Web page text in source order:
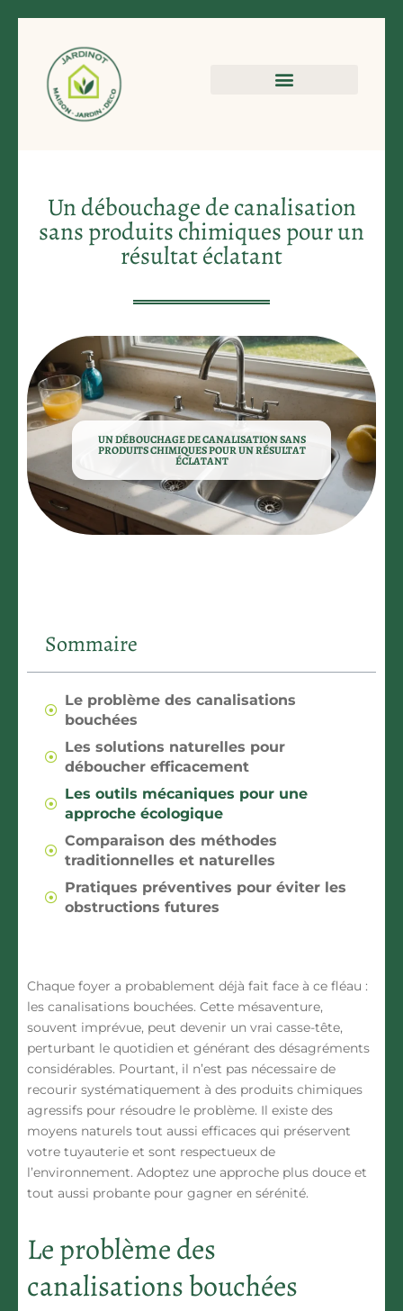
Un débouchage de canalisation
sans produits chimiques pour un
résultat éclatant
UN DÉBOUCHAGE DE CANALISATION SANS
PRODUITS CHIMIQUES POUR UN RÉSULTAT
ÉCLATANT
Sommaire
Le problème des canalisations
bouchées
Les solutions naturelles pour
déboucher efficacement
Les outils mécaniques pour une
approche écologique
Comparaison des méthodes
traditionnelles et naturelles
Pratiques préventives pour éviter les
obstructions futures
Chaque foyer a probablement déjà fait face à ce fléau :
les canalisations bouchées. Cette mésaventure,
souvent imprévue, peut devenir un vrai casse-tête,
perturbant le quotidien et générant des désagréments
considérables. Pourtant, il n’est pas nécessaire de
recourir systématiquement à des produits chimiques
agressifs pour résoudre le problème. Il existe des
moyens naturels tout aussi efficaces qui préservent
votre tuyauterie et sont respectueux de
l’environnement. Adoptez une approche plus douce et
tout aussi probante pour gagner en sérénité.
Le problème des
canalisations bouchées